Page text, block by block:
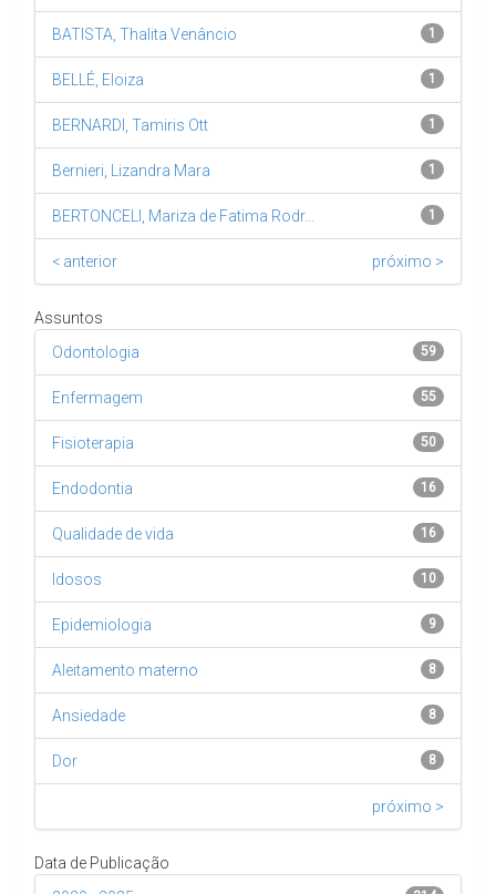
1
BATISTA, Thalita Venâncio
1
BELLÉ, Eloiza
1
BERNARDI, Tamiris Ott
1
Bernieri, Lizandra Mara
1
BERTONCELI, Mariza de Fatima Rodr...
< anterior próximo >
Assuntos
59
Odontologia
55
Enfermagem
50
Fisioterapia
16
Endodontia
16
Qualidade de vida
10
Idosos
9
Epidemiologia
8
Aleitamento materno
8
Ansiedade
8
Dor
próximo >
Data de Publicação